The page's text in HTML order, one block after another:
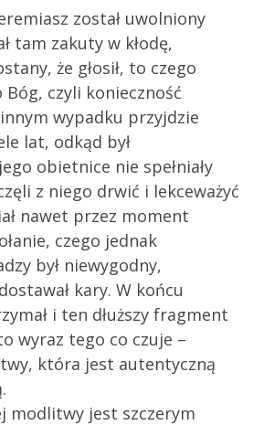
został uwolniony
tam zakuty w kłodę,
że głosił, to czego
Bóg, czyli konieczność
wypadku przyjdzie
lat, odkąd był
obietnice nie spełniały
z niego drwić i lekceważyć
nawet przez moment
czego jednak
był niewygodny,
kary. W końcu
i ten dłuższy fragment
wyraz tego co czuje –
która jest autentyczną
modlitwy jest szczerym